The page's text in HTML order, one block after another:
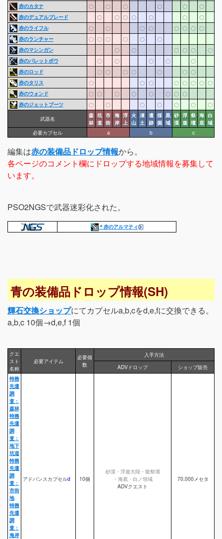
武器名
森
林
坑
道
市
街
海
岸
浮
上
火
山
凍
土
遺
跡
採
掘
黒
域
砂
漠
浮
遊
祭
壇
海
底
白
域
必要カプセル
a b c
赤のカタナ
〇 〇 〇 〇 〇
〇
赤のデュアルブレード
〇 〇 〇 〇 〇 〇
〇
赤のライフル
〇 〇 〇 〇 〇 〇 〇 〇
赤のランチャー
〇 〇 〇 〇 〇
〇
赤のマシンガン
〇 〇 〇 〇 〇
〇
赤のバレットボウ
〇 〇 〇 〇
〇
赤のロッド
〇 〇 〇 〇 〇 〇 〇
赤のタリス
〇 〇 〇 〇 〇 〇 〇 〇
赤のウォンド
〇 〇 〇 〇 〇 〇 〇 〇
赤のジェットブーツ
〇 〇 〇 〇 〇 〇 〇
編集は赤の装備品ドロップ情報から。
各ページのコメント欄にドロップする地域情報を募集して
います。
PSO2NGSで武器迷彩化された。
＊赤のアルマティ
青の装備品ドロップ情報(SH)
輝石交換ショップにてカプセルa,b,cをd,e,fに交換できる。
a,b,c 10個→d,e,f 1個
クエ
スト
名称
必要アイテム
必要個
数
入手方法
ADVドロップ
ショップ販売
特務
先遣
調
査：
森林
特務
先遣
調
査：
地下
坑道
特務
先遣
調
査：
市街
地
特務
先遣
調
査：
海岸
アドバンスカプセルd 10個
砂漠・浮遊大陸・龍祭壇
・海底・白ノ領域
ADVクエスト
70,000メセタ